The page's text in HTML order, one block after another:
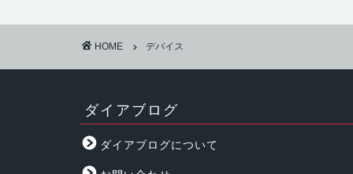
HOME デバイス
ダイアブログ
ダイアブログについて